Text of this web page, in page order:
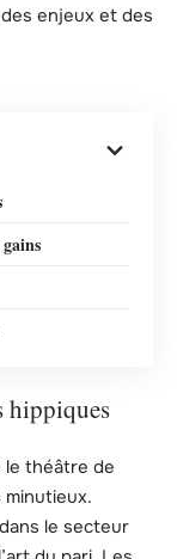
enjeux et des
hippiques
théâtre de
minutieux.
le secteur